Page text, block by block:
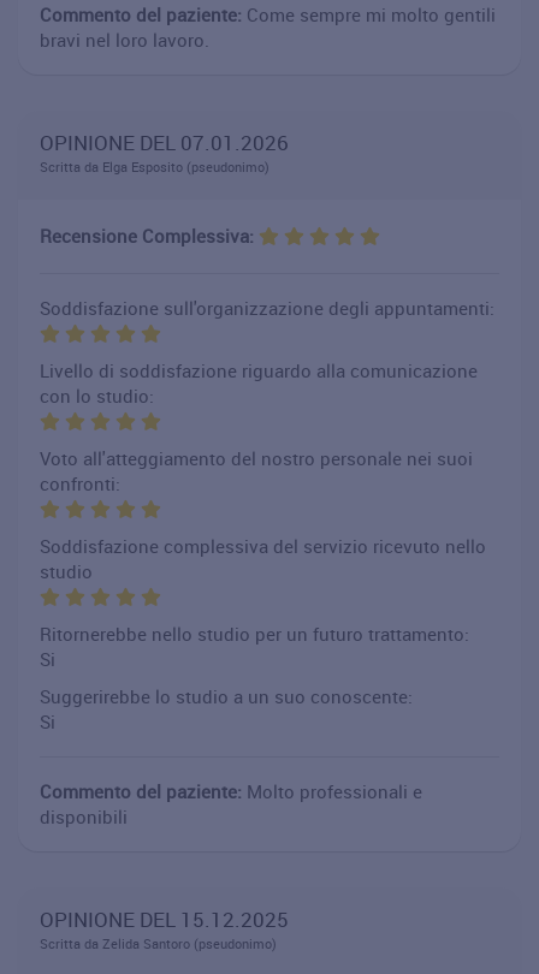
Commento del paziente: Come sempre mi molto gentili
bravi nel loro lavoro.
OPINIONE DEL 07.01.2026
Scritta da Elga Esposito (pseudonimo)
Recensione Complessiva:
Soddisfazione sull'organizzazione degli appuntamenti:
Livello di soddisfazione riguardo alla comunicazione
con lo studio:
Voto all'atteggiamento del nostro personale nei suoi
confronti:
Soddisfazione complessiva del servizio ricevuto nello
studio
Ritornerebbe nello studio per un futuro trattamento:
Si
Suggerirebbe lo studio a un suo conoscente:
Si
Commento del paziente: Molto professionali e
disponibili
OPINIONE DEL 15.12.2025
Scritta da Zelida Santoro (pseudonimo)